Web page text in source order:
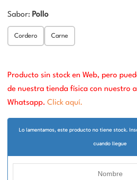
Sabor: Pollo
Cordero Carne
Producto sin stock en Web, pero
de nuestra tienda física con nuestro
Whatsapp. Click aquí.
Lo lamentamos, este producto no tiene stock.
cuando llegue